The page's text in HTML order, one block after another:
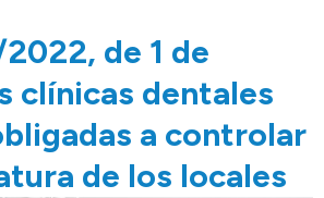
de 1 de
clínicas dentales
a controlar
de los locales